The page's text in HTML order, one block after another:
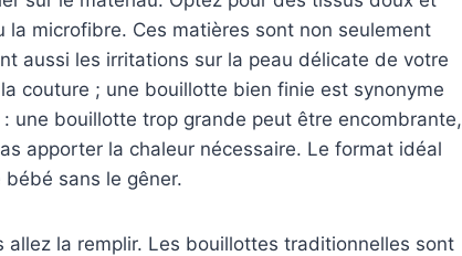
la microfibre. Ces matières sont non seulement
aussi les irritations sur la peau délicate de votre
couture ; une bouillotte bien finie est synonyme
une bouillotte trop grande peut être encombrante,
apporter la chaleur nécessaire. Le format idéal
sans le gêner.
la remplir. Les bouillottes traditionnelles sont